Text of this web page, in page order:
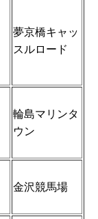
夢京橋キャッ
スルロード
輪島マリンタ
ウン
金沢競馬場